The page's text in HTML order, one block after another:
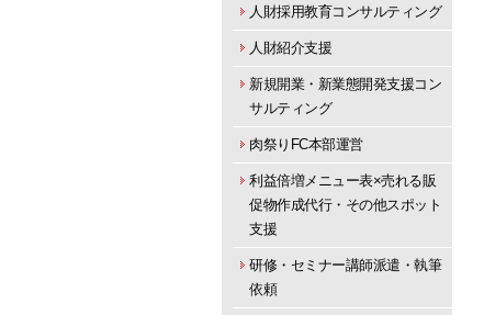
人財採用教育コンサルティング
人財紹介支援
新規開業・新業態開発支援コン
サルティング
肉祭りFC本部運営
利益倍増メニュー表×売れる販
促物作成代行・その他スポット
支援
研修・セミナー講師派遣・執筆
依頼